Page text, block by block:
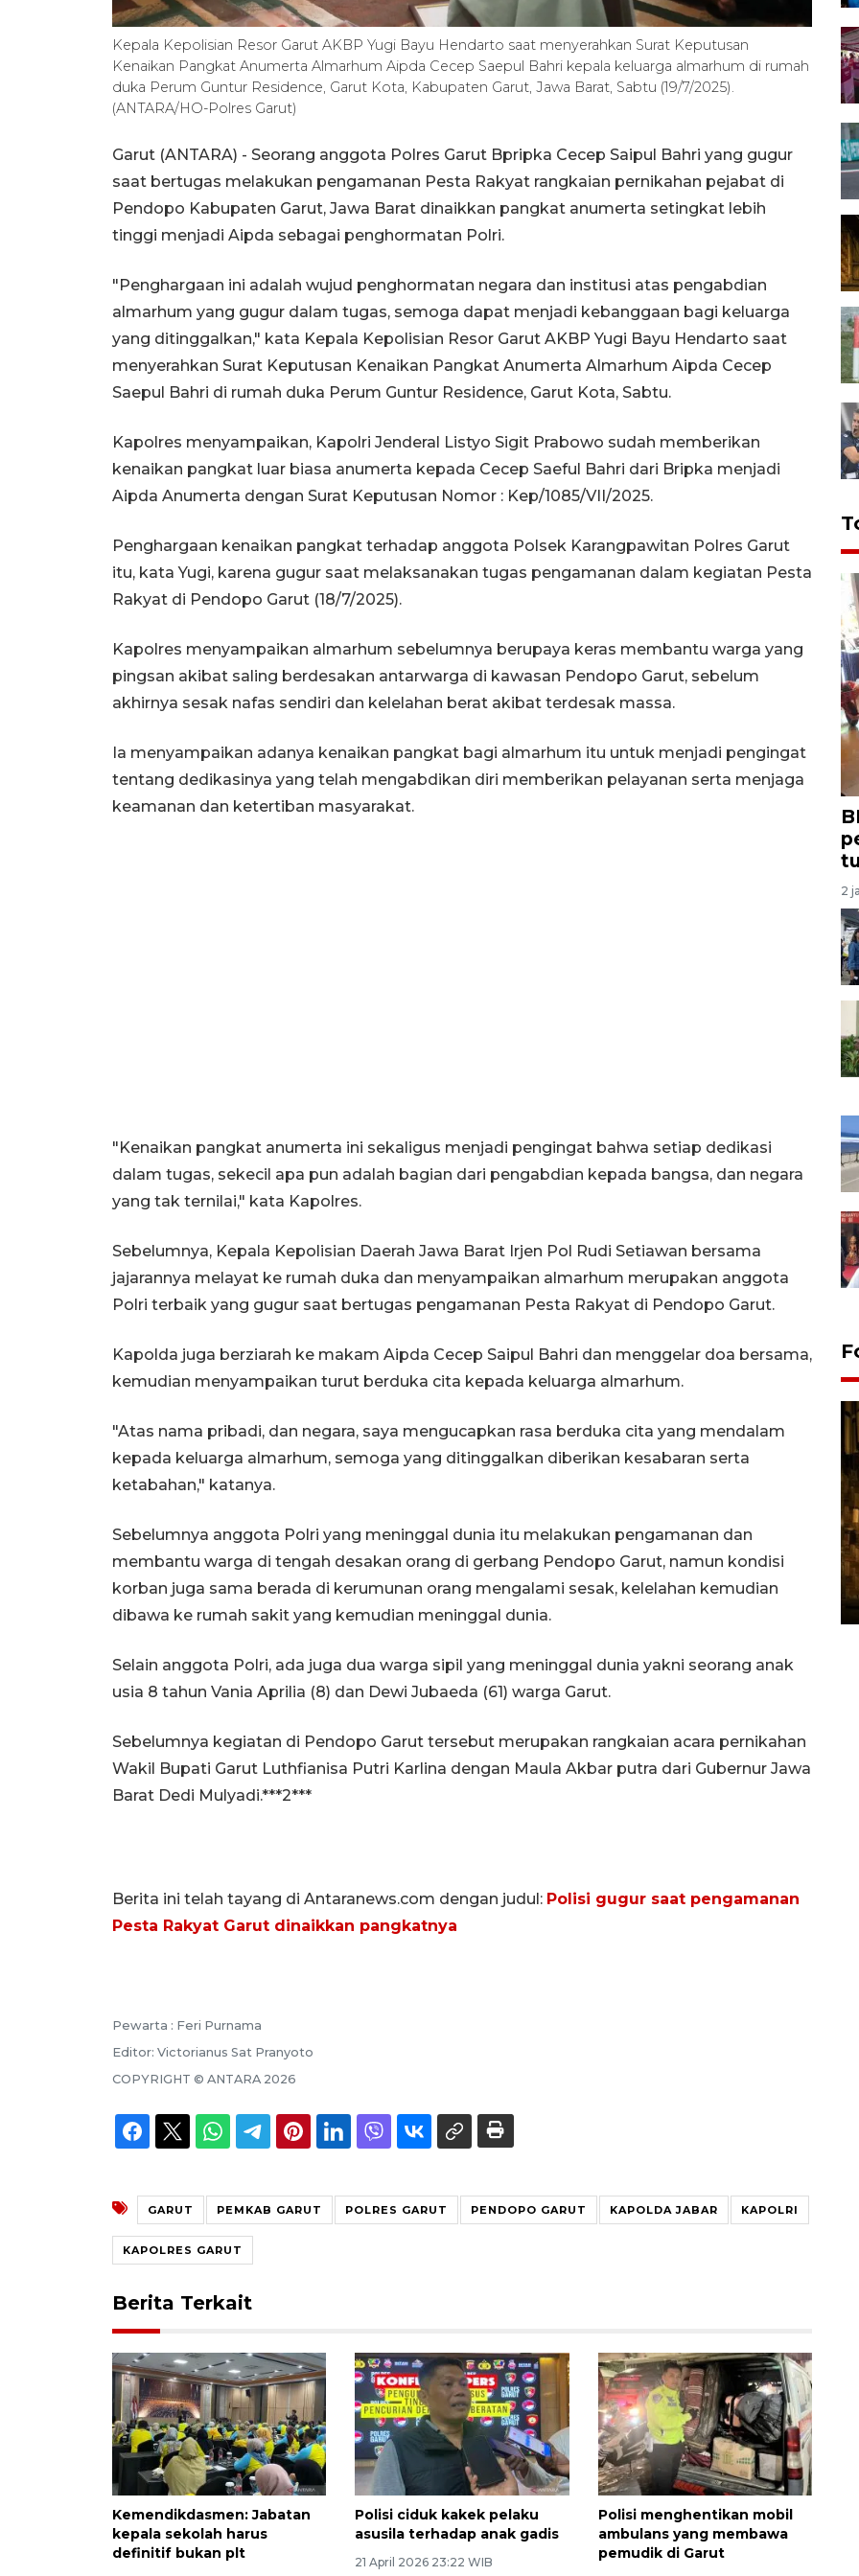
Kepala Kepolisian Resor Garut AKBP Yugi Bayu Hendarto saat menyerahkan Surat Keputusan
Kenaikan Pangkat Anumerta Almarhum Aipda Cecep Saepul Bahri kepala keluarga almarhum di rumah
duka Perum Guntur Residence, Garut Kota, Kabupaten Garut, Jawa Barat, Sabtu (19/7/2025).
(ANTARA/HO-Polres Garut)
Garut (ANTARA) - Seorang anggota Polres Garut Bpripka Cecep Saipul Bahri yang gugur
saat bertugas melakukan pengamanan Pesta Rakyat rangkaian pernikahan pejabat di
Pendopo Kabupaten Garut, Jawa Barat dinaikkan pangkat anumerta setingkat lebih
tinggi menjadi Aipda sebagai penghormatan Polri.
"Penghargaan ini adalah wujud penghormatan negara dan institusi atas pengabdian
almarhum yang gugur dalam tugas, semoga dapat menjadi kebanggaan bagi keluarga
yang ditinggalkan," kata Kepala Kepolisian Resor Garut AKBP Yugi Bayu Hendarto saat
menyerahkan Surat Keputusan Kenaikan Pangkat Anumerta Almarhum Aipda Cecep
Saepul Bahri di rumah duka Perum Guntur Residence, Garut Kota, Sabtu.
Kapolres menyampaikan, Kapolri Jenderal Listyo Sigit Prabowo sudah memberikan
kenaikan pangkat luar biasa anumerta kepada Cecep Saeful Bahri dari Bripka menjadi
Aipda Anumerta dengan Surat Keputusan Nomor : Kep/1085/VII/2025.
Penghargaan kenaikan pangkat terhadap anggota Polsek Karangpawitan Polres Garut
itu, kata Yugi, karena gugur saat melaksanakan tugas pengamanan dalam kegiatan Pesta
Rakyat di Pendopo Garut (18/7/2025).
Kapolres menyampaikan almarhum sebelumnya berupaya keras membantu warga yang
pingsan akibat saling berdesakan antarwarga di kawasan Pendopo Garut, sebelum
akhirnya sesak nafas sendiri dan kelelahan berat akibat terdesak massa.
Ia menyampaikan adanya kenaikan pangkat bagi almarhum itu untuk menjadi pengingat
tentang dedikasinya yang telah mengabdikan diri memberikan pelayanan serta menjaga
keamanan dan ketertiban masyarakat.
"Kenaikan pangkat anumerta ini sekaligus menjadi pengingat bahwa setiap dedikasi
dalam tugas, sekecil apa pun adalah bagian dari pengabdian kepada bangsa, dan negara
yang tak ternilai," kata Kapolres.
Sebelumnya, Kepala Kepolisian Daerah Jawa Barat Irjen Pol Rudi Setiawan bersama
jajarannya melayat ke rumah duka dan menyampaikan almarhum merupakan anggota
Polri terbaik yang gugur saat bertugas pengamanan Pesta Rakyat di Pendopo Garut.
Kapolda juga berziarah ke makam Aipda Cecep Saipul Bahri dan menggelar doa bersama,
kemudian menyampaikan turut berduka cita kepada keluarga almarhum.
"Atas nama pribadi, dan negara, saya mengucapkan rasa berduka cita yang mendalam
kepada keluarga almarhum, semoga yang ditinggalkan diberikan kesabaran serta
ketabahan," katanya.
Sebelumnya anggota Polri yang meninggal dunia itu melakukan pengamanan dan
membantu warga di tengah desakan orang di gerbang Pendopo Garut, namun kondisi
korban juga sama berada di kerumunan orang mengalami sesak, kelelahan kemudian
dibawa ke rumah sakit yang kemudian meninggal dunia.
Selain anggota Polri, ada juga dua warga sipil yang meninggal dunia yakni seorang anak
usia 8 tahun Vania Aprilia (8) dan Dewi Jubaeda (61) warga Garut.
Sebelumnya kegiatan di Pendopo Garut tersebut merupakan rangkaian acara pernikahan
Wakil Bupati Garut Luthfianisa Putri Karlina dengan Maula Akbar putra dari Gubernur Jawa
Barat Dedi Mulyadi.***2***
Berita ini telah tayang di Antaranews.com dengan judul: Polisi gugur saat pengamanan
Pesta Rakyat Garut dinaikkan pangkatnya
Pewarta : Feri Purnama
Editor: Victorianus Sat Pranyoto
COPYRIGHT © ANTARA 2026
GARUT PEMKAB GARUT POLRES GARUT PENDOPO GARUT KAPOLDA JABAR KAPOLRI
KAPOLRES GARUT
Berita Terkait
Kemendikdasmen: Jabatan
kepala sekolah harus
definitif bukan plt
Polisi ciduk kakek pelaku
asusila terhadap anak gadis
21 April 2026 23:22 WIB
Polisi menghentikan mobil
ambulans yang membawa
pemudik di Garut
2
Pasokan hortikultura
melimpah picu deflasi DIY
06 August 2026 11:37 WIB